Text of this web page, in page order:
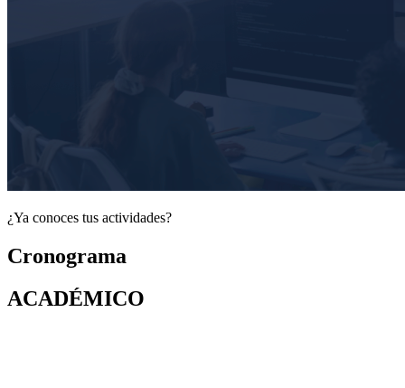
¿Ya conoces tus actividades?
Cronograma
ACADÉMICO